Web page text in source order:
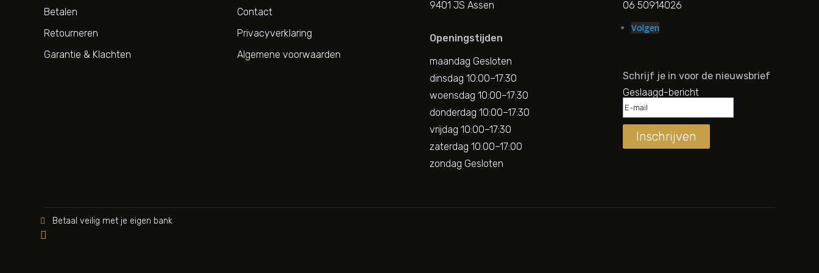
Betalen
Retourneren
Garantie & Klachten
Contact
Privacyverklaring
Algemene voorwaarden
9401 JS Assen
Openingstijden
maandag Gesloten
dinsdag 10:00–17:30
woensdag 10:00–17:30
donderdag 10:00–17:30
vrijdag 10:00–17:30
zaterdag 10:00–17:00
zondag Gesloten
06 50914026
Volgen
Schrijf je in voor de nieuwsbrief
Geslaagd-bericht
Inschrijven
 Betaal veilig met je eigen bank
